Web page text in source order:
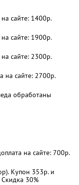
сайте: 1400р.
сайте: 1900р.
сайте: 2300р.
на сайте: 2700р.
обработаны
на сайте: 700р.
Купон 353р. и
Скидка 30%